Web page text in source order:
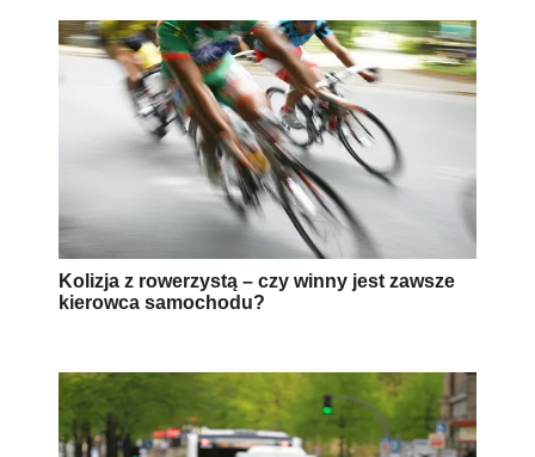
Kolizja z rowerzystą – czy winny jest zawsze
kierowca samochodu?